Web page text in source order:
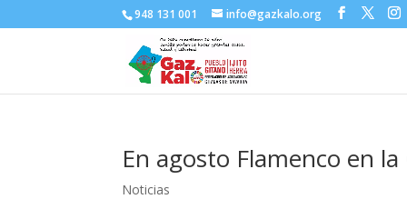
948 131 001 info@gazkalo.org
En agosto Flamenco en
Noticias